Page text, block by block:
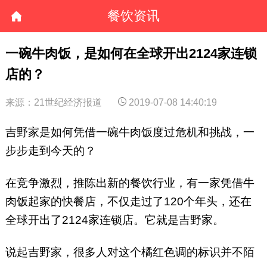
餐饮资讯
一碗牛肉饭，是如何在全球开出2124家连锁
店的？
来源：21世纪经济报道 2019-07-08 14:40:19
吉野家是如何凭借一碗牛肉饭度过危机和挑战，一
步步走到今天的？
在竞争激烈，推陈出新的餐饮行业，有一家凭借牛
肉饭起家的快餐店，不仅走过了120个年头，还在
全球开出了2124家连锁店。它就是吉野家。
说起吉野家，很多人对这个橘红色调的标识并不陌